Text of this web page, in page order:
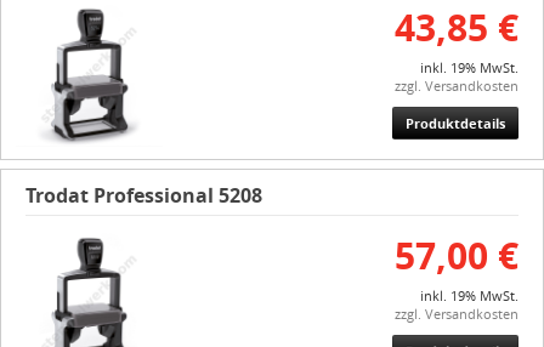
43,85 €
inkl. 19% MwSt.
zzgl. Versandkosten
Produktdetails
Trodat Professional 5208
57,00 €
inkl. 19% MwSt.
zzgl. Versandkosten